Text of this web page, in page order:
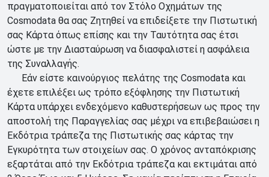
πραγματοποιείται από τον Στόλο Οχημάτων της
Cosmodata θα σας Ζητηθεί να επιδείξετε την Πιστωτική
σας Κάρτα όπως επίσης και την Ταυτότητα σας έτσι
ώστε με την Διασταύρωση να διασφαλιστεί η ασφάλεια
της Συναλλαγής.
Εάν είστε καινούργιος πελάτης της Cosmodata και
έχετε επιλέξει ως τρόπο εξόφλησης την Πιστωτική
Κάρτα υπάρχει ενδεχόμενο καθυστερήσεων ως προς την
αποστολή της Παραγγελίας σας μέχρι να επιβεβαιώσει η
Εκδότρια τράπεζα της Πιστωτικής σας κάρτας την
Εγκυρότητα των στοιχείων σας. Ο χρόνος ανταπόκρισης
εξαρτάται από την Εκδότρια τράπεζα και εκτιμάται από